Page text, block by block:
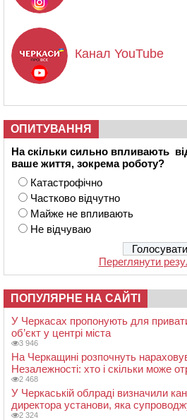
Канал YouTube
ОПИТУВАННЯ
На скільки сильно впливають
ваше життя, зокрема роботу?
Катастрофічно
Частково відчутно
Майже не впливають
Не відчуваю
Переглянути
ПОПУЛЯРНЕ НА САЙТІ
У Черкасах пропонують для
об’єкт у центрі міста
3 946
На Черкащині розпочнуть
Незалежності: хто і скільки може
2 468
У Черкаській облраді визначили
директора установи, яка
2 324